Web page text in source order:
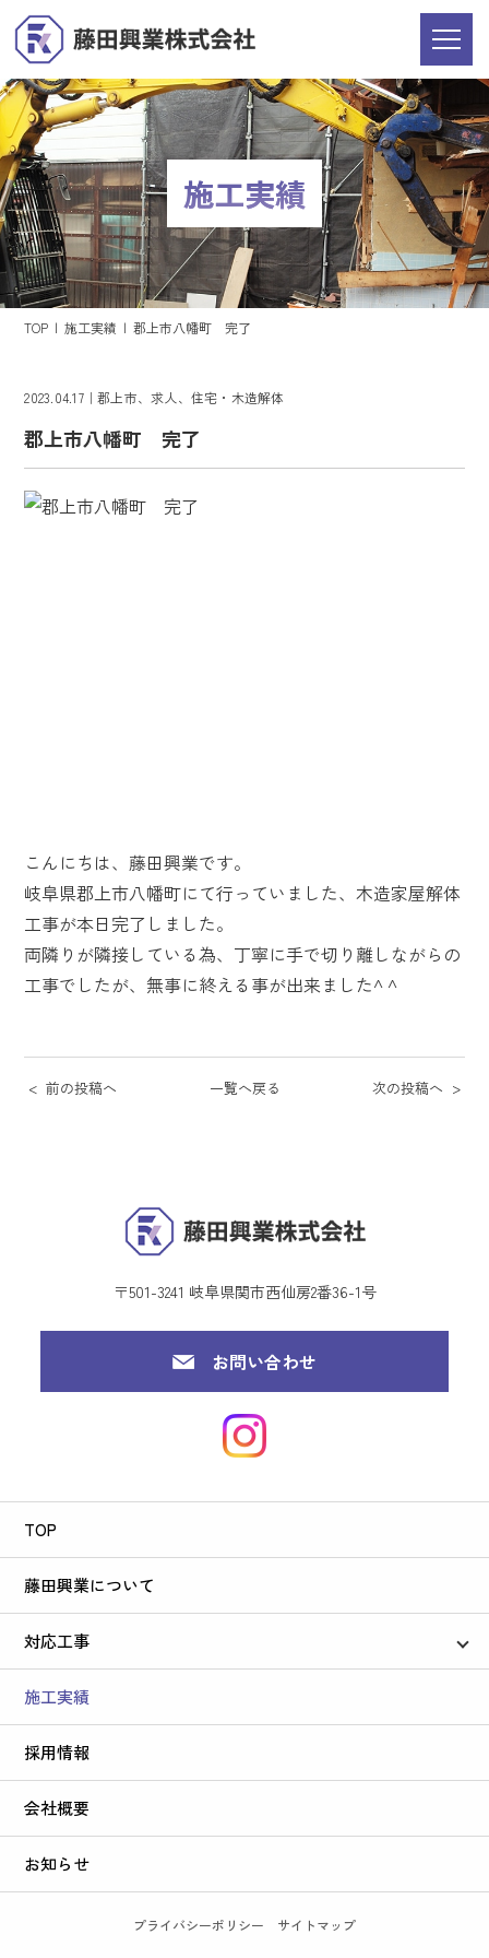
施工実績
TOP 施工実績 郡上市八幡町 完了
2023.04.17 郡上市 求人 住宅・木造解体
郡上市八幡町 完了
こんにちは、藤田興業です。
岐阜県郡上市八幡町にて行っていました、木造家屋解体
工事が本日完了しました。
両隣りが隣接している為、丁寧に手で切り離しながらの
工事でしたが、無事に終える事が出来ました^ ^
前の投稿へ 一覧へ戻る 次の投稿へ
〒501-3241 岐阜県関市西仙房2番36-1号
お問い合わせ
TOP
藤田興業について
対応工事
住宅・木造解体
鉄骨・鉄筋解体
施工実績
採用情報
会社概要
お知らせ
プライバシーポリシー サイトマップ